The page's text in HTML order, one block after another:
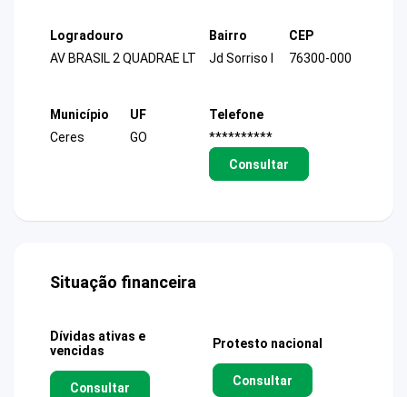
Logradouro
AV BRASIL 2 QUADRAE LT
Bairro
Jd Sorriso I
CEP
76300-000
Município
Ceres
UF
GO
Telefone
**********
Consultar
Situação financeira
Dívidas ativas e
vencidas
Consultar
Protesto nacional
Consultar